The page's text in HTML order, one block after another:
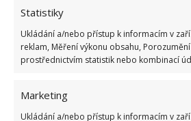
Statistiky
Ukládání a/nebo přístup k informacím v
reklam, Měření výkonu obsahu,
prostřednictvím statistik nebo kombinací
Marketing
Ukládání a/nebo přístup k informacím v
Kdo je zažil, bez
12.5.2026
dobrý přehled